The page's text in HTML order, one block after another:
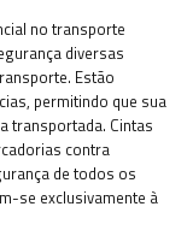
no transporte
diversas
Estão
permitindo que sua
transportada. Cintas
contra
de todos os
se exclusivamente à